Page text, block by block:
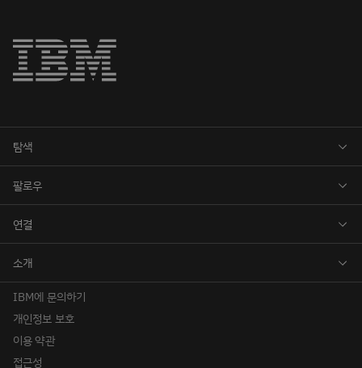
IBM에 문의하기
개인정보 보호
이용 약관
접근성